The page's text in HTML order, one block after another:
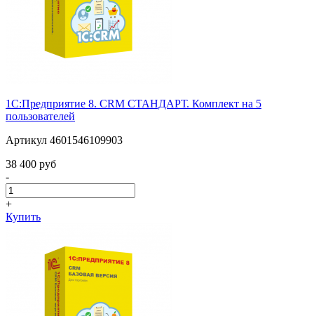
1С:Предприятие 8. CRM СТАНДАРТ. Комплект на 5
пользователей
Артикул 4601546109903
38 400 pуб
-
+
Купить